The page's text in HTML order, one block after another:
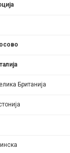
Британија